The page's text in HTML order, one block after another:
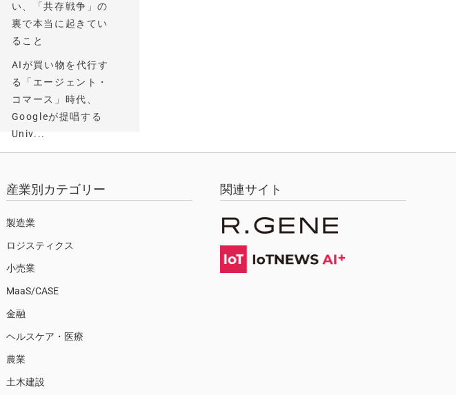
い、「共存戦争」の
裏で本当に起きてい
ること
AIが買い物を代行す
る「エージェント・
コマース」時代、
Googleが提唱する
Univ...
産業別カテゴリー
製造業
ロジスティクス
小売業
MaaS/CASE
金融
ヘルスケア・医療
農業
土木建設
関連サイト